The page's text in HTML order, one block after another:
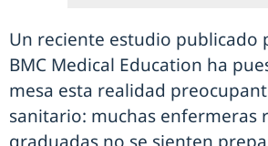
Un reciente estudio publicado
BMC Medical Education ha
mesa esta realidad
sanitario: muchas enfermeras